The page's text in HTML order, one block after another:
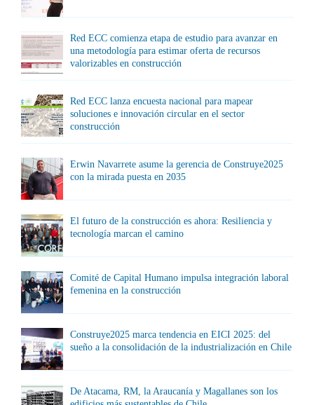
Red ECC comienza etapa de estudio para avanzar en
una metodología para estimar oferta de recursos
valorizables en construcción
Red ECC lanza encuesta nacional para mapear
soluciones e innovación circular en el sector
construcción
Erwin Navarrete asume la gerencia de Construye2025
con la mirada puesta en 2035
El futuro de la construcción es ahora: Resiliencia y
tecnología marcan el camino
Comité de Capital Humano impulsa integración laboral
femenina en la construcción
Construye2025 marca tendencia en EICI 2025: del
sueño a la consolidación de la industrialización en Chile
De Atacama, RM, la Araucanía y Magallanes son los